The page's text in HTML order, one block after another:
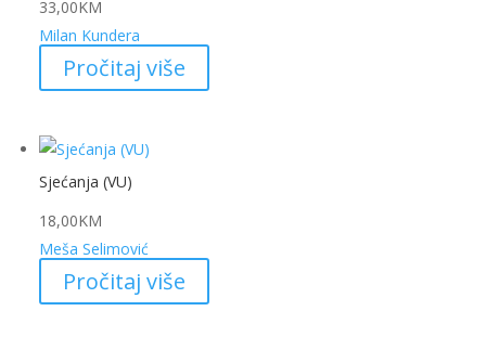
33,00KM
Milan Kundera
Pročitaj više
Sjećanja (VU)
18,00KM
Meša Selimović
Pročitaj više